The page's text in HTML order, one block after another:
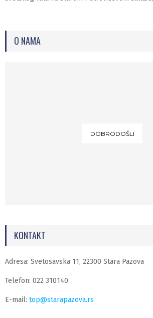
O NAMA
DOBRODOŠLI
KONTAKT
Adresa: Svetosavska 11, 22300 Stara Pazova
Telefon: 022 310140
E-mail: top@starapazova.rs